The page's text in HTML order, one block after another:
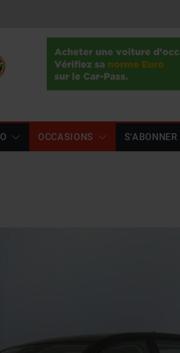
OCCASIONS S'ABONNER